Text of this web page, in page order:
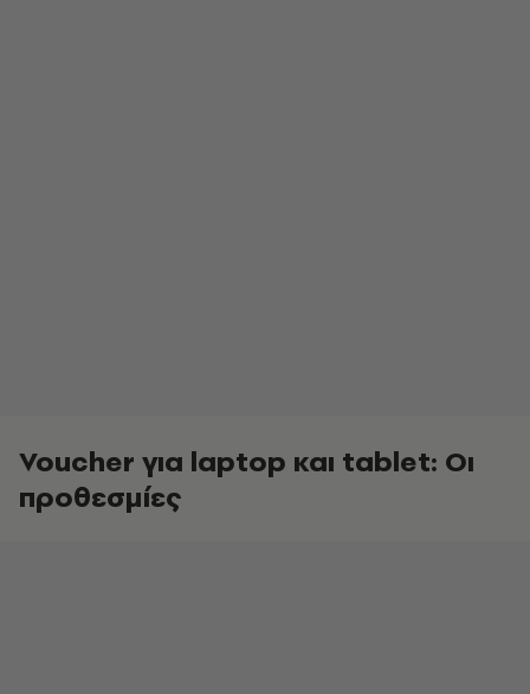
Voucher για laptop και tablet: Οι
προθεσμίες